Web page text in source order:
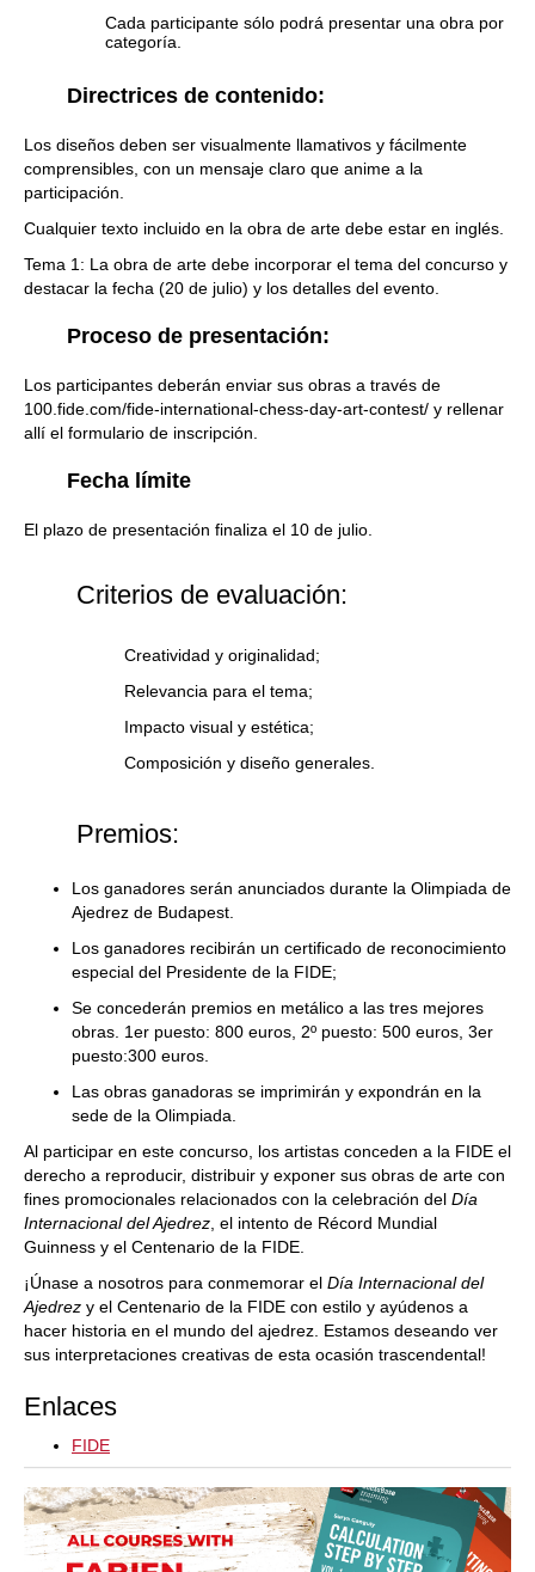
Cada participante sólo podrá presentar una obra por
categoría.
Directrices de contenido:
Los diseños deben ser visualmente llamativos y fácilmente
comprensibles, con un mensaje claro que anime a la
participación.
Cualquier texto incluido en la obra de arte debe estar en inglés.
Tema 1: La obra de arte debe incorporar el tema del concurso y
destacar la fecha (20 de julio) y los detalles del evento.
Proceso de presentación:
Los participantes deberán enviar sus obras a través de
100.fide.com/fide-international-chess-day-art-contest/ y rellenar
allí el formulario de inscripción.
Fecha límite
El plazo de presentación finaliza el 10 de julio.
Criterios de evaluación:
Creatividad y originalidad;
Relevancia para el tema;
Impacto visual y estética;
Composición y diseño generales.
Premios:
Los ganadores serán anunciados durante la Olimpiada de
Ajedrez de Budapest.
Los ganadores recibirán un certificado de reconocimiento
especial del Presidente de la FIDE;
Se concederán premios en metálico a las tres mejores
obras. 1er puesto: 800 euros, 2º puesto: 500 euros, 3er
puesto:300 euros.
Las obras ganadoras se imprimirán y expondrán en la
sede de la Olimpiada.
Al participar en este concurso, los artistas conceden a la FIDE el
derecho a reproducir, distribuir y exponer sus obras de arte con
fines promocionales relacionados con la celebración del Día
Internacional del Ajedrez , el intento de Récord Mundial
Guinness y el Centenario de la FIDE.
¡Únase a nosotros para conmemorar el Día Internacional del
Ajedrez y el Centenario de la FIDE con estilo y ayúdenos a
hacer historia en el mundo del ajedrez. Estamos deseando ver
sus interpretaciones creativas de esta ocasión trascendental!
Enlaces
FIDE